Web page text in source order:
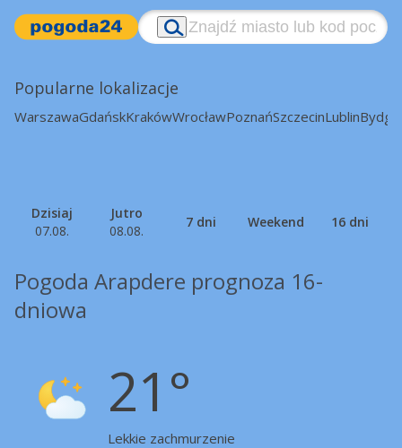
Popularne lokalizacje
WarszawaGdańskKrakówWrocławPoznańSzczecinLublin
Dzisiaj
07.08.
Jutro
08.08.
7 dni Weekend 16 dni
Pogoda Arapdere prognoza 16-
dniowa
21°
Lekkie zachmurzenie